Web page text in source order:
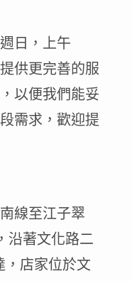
日，上午
供更完善的服
以便我們能妥
需求，歡迎提
線至江子翠
沿著文化路二
，店家位於文